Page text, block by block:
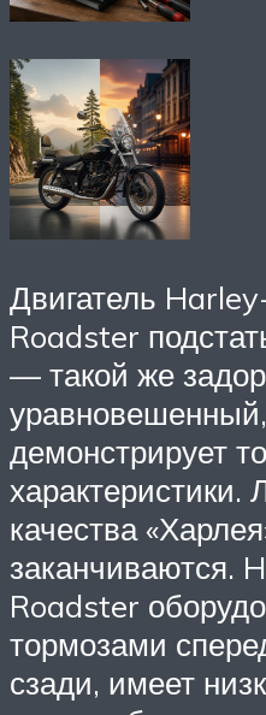
Двигатель
Roadster
— такой же
демонстрирует
характеристики.
качества
заканчиваются.
Roadster
тормозами
сзади, имеет